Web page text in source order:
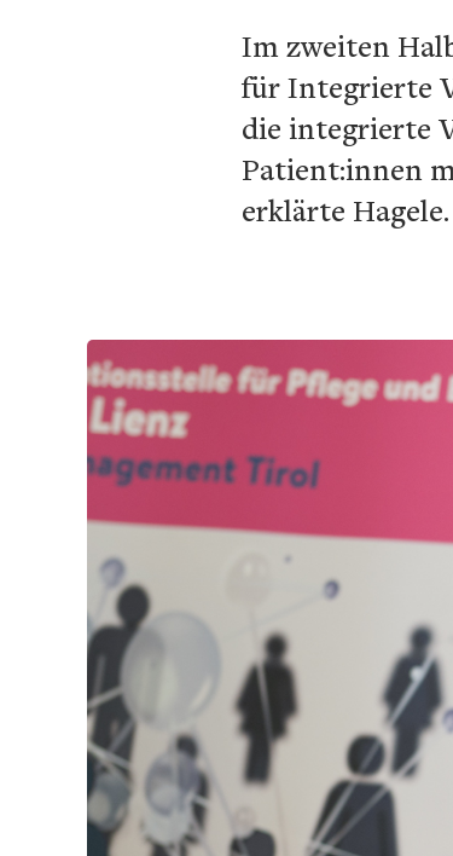
Im zweiten
für Integrierte
die integrierte
Patient:innen
erklärte Hagele.